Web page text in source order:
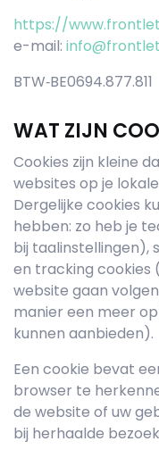
https://
e-mail:
BTW‐BE0694.877.811
WAT ZIJN
Cookies zijn kleine
websites op je
Dergelijke cookies
hebben: zo heb je
bij taalinstellingen),
en tracking cookies
website gaan
manier een meer
kunnen aanbieden).
Een cookie bevat
browser te
de website of uw
bij herhaalde